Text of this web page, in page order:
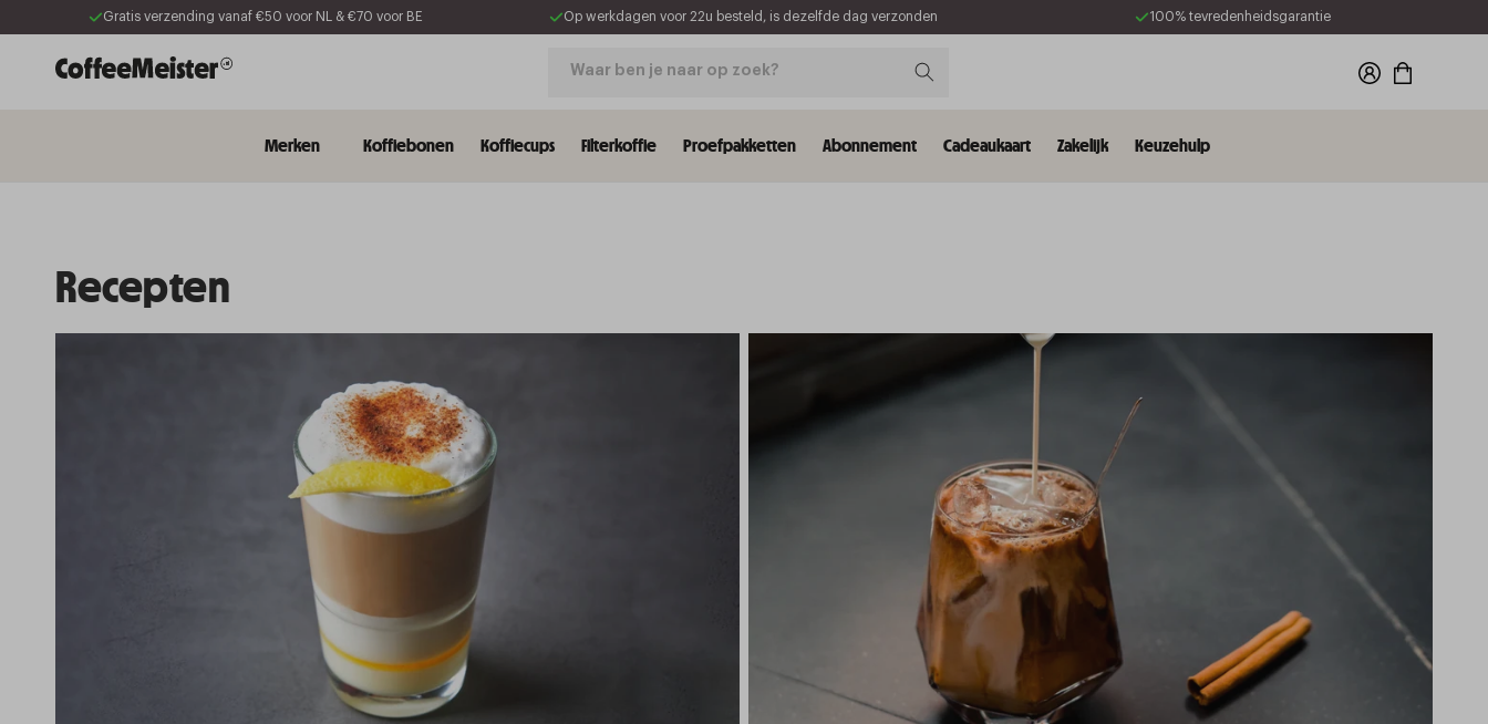
naar de
Gratis verzending vanaf €50 voor NL & €70 voor BE Op werkdagen voor 22u besteld, is dezelfde dag verzonden 100% tevredenheidsgarantie
Waar ben je naar op zoek? Winkelwagen
Merken Koffiebonen Koffiecups Filterkoffie Proefpakketten Abonnement Cadeaukaart Zakelijk Keuzehulp
Recepten